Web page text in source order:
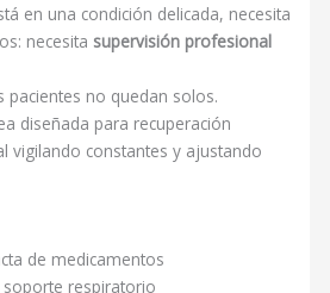
en una condición delicada, necesita
necesita supervisión profesional
pacientes no quedan solos.
diseñada para recuperación
vigilando constantes y ajustando
de medicamentos
respiratorio